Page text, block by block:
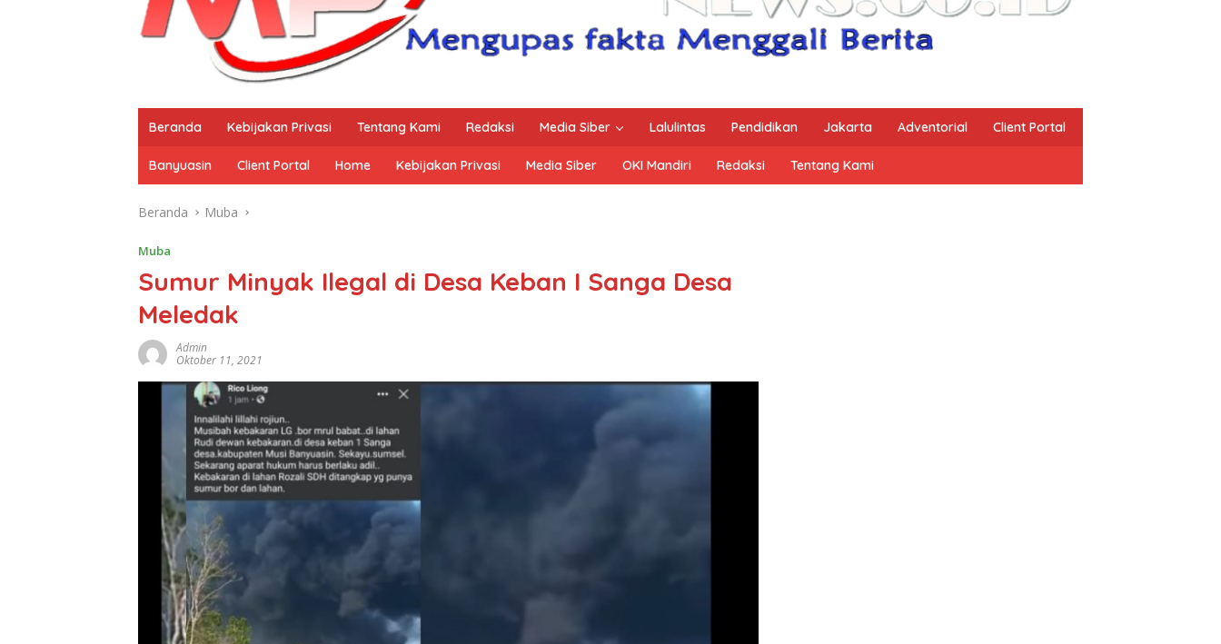
Beranda Kebijakan Privasi Tentang Kami Redaksi Media Siber Lalulintas Pendidikan Jakarta Adventorial Client Portal
Banyuasin Client Portal Home Kebijakan Privasi Media Siber OKI Mandiri Redaksi Tentang Kami
Beranda Muba
Muba
Sumur Minyak Ilegal di Desa Keban I Sanga Desa
Meledak
Admin
Oktober 11, 2021